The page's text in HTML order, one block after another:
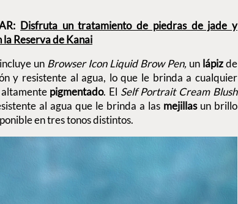
Disfruta un tratamiento de piedras de jade y
Reserva de Kanai
un Browser Icon Liquid Brow Pen, un lápizde
y resistente al agua, lo que le brinda a cualquier
pigmentado. El Self Portrait Cream Blush
al agua que le brinda a las mejillasun brillo
en tres tonos distintos.